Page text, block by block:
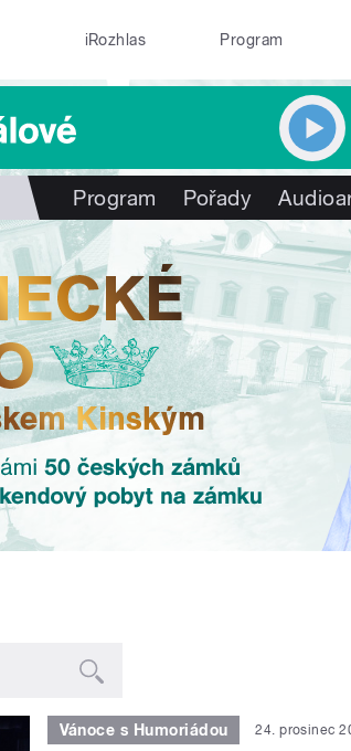
iRozhlas Program
Program Pořady
Vánoce s Humoriádou 24. prosinec